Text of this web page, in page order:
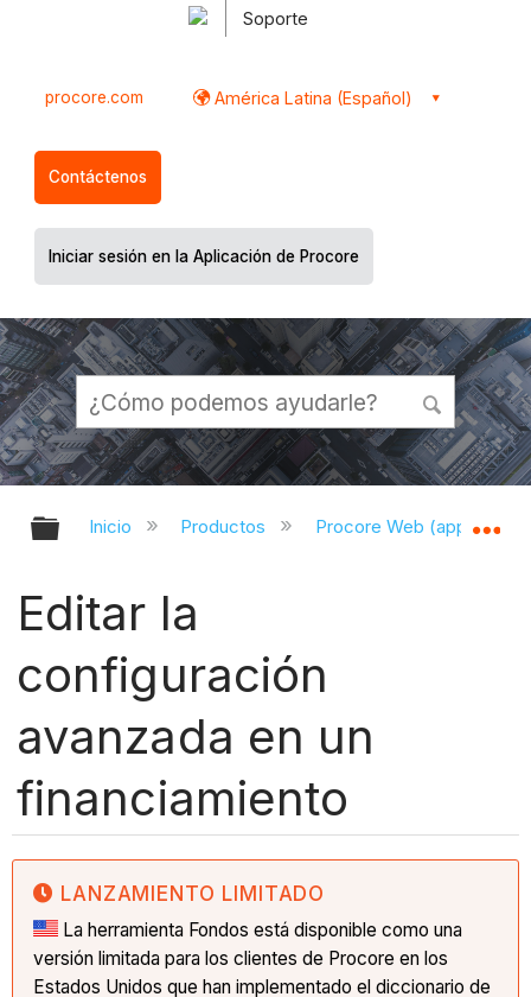
Soporte
procore.com América Latina (Español)
Contáctenos
Iniciar sesión en la Aplicación de Procore
Expandir/contraer jerarquía global
Inicio Productos Procore Web
Editar la
configuración
avanzada en un
financiamiento
LANZAMIENTO LIMITADO
La herramienta Fondos está disponible como una
versión limitada para los clientes de Procore en los
Estados Unidos que han implementado el diccionario de